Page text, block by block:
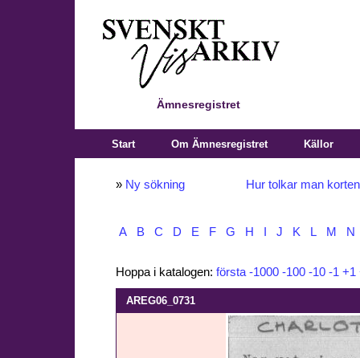
Ämnesregistret
Start Om Ämnesregistret Källor
» Ny sökning Hur tolkar man
A B C D E F G H J K L M N
Hoppa i katalogen: första -1000 -100 -10 -1 +1
AREG06_0731